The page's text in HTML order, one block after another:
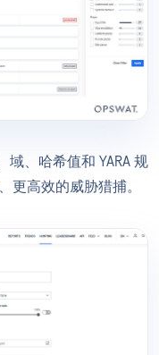
域、哈希值和 YARA 规
更高效的威胁猎捕。